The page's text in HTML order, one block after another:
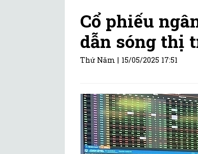
Cổ phiếu
dẫn sóng thị
Thứ Năm | 15/05/2025 17:51